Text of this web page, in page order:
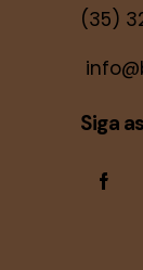
(35)
Siga